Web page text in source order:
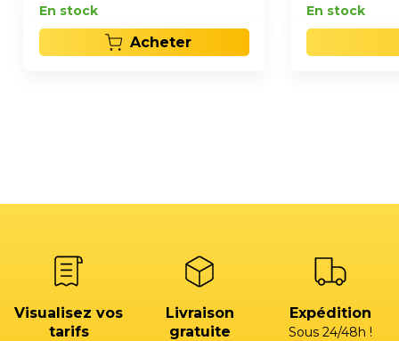
En stock
Acheter
En stock
Visualisez vos
tarifs
Livraison
gratuite
Expédition
Sous 24/48h !